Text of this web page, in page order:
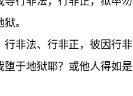
。
非法、行非正，彼因行
于地狱耶？或他人得如